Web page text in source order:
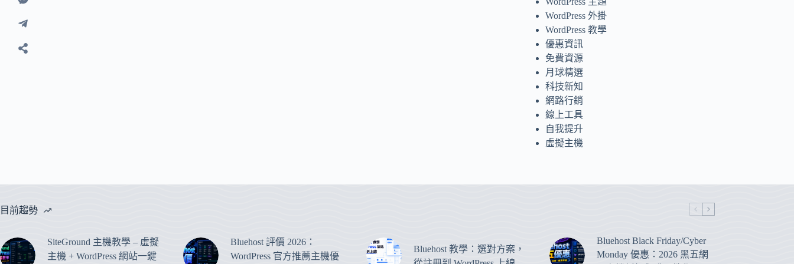
WordPress 外掛
WordPress 教學
優惠資訊
免費資源
月球精選
科技新知
網路行銷
線上工具
自我提升
虛擬主機
目前趨勢
SiteGround 主機教學 – 虛擬
主機 + WordPress 網站一鍵
Bluehost 評價 2026：
WordPress 官方推薦主機優
Bluehost 教學：選對方案，
Bluehost Black Friday/Cyber
Monday 優惠：2026 黑五網